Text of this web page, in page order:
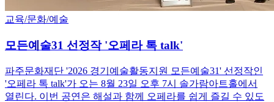
교육/문화/예술
모든예술31 선정작 '오페라 톡 talk'
파주문화재단 '2026 경기예술활동지원 모든예술31' 선정작인
'오페라 톡 talk'가 오는 8월 23일 오후 7시 솔가람아트홀에서
열린다. 이번 공연은 해설과 함께 오페라를 쉽게 즐길 수 있도